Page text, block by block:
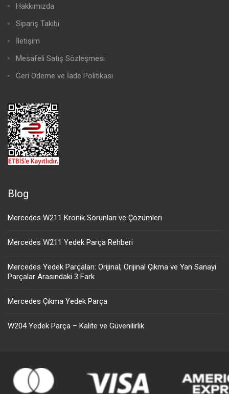
Hakkımızda
Sipariş Takibi
İletişim
Mesafeli Satış Sözleşmesi
Geri Ödeme ve İade Politikası
Blog
Mercedes W211 Kronik Sorunları ve Çözümleri
Mercedes W211 Yedek Parça Rehberi
Mercedes Yedek Parçaları: Orijinal, Orijinal Çıkma ve Yan Sanayi
Parçalar Arasındaki 3 Fark
Mercedes Çıkma Yedek Parça
W204 Yedek Parça – Kalite ve Güvenilirlik